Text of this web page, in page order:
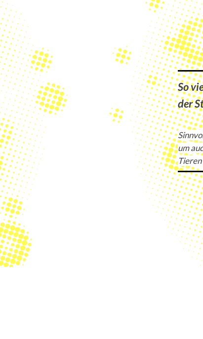
So
der
um